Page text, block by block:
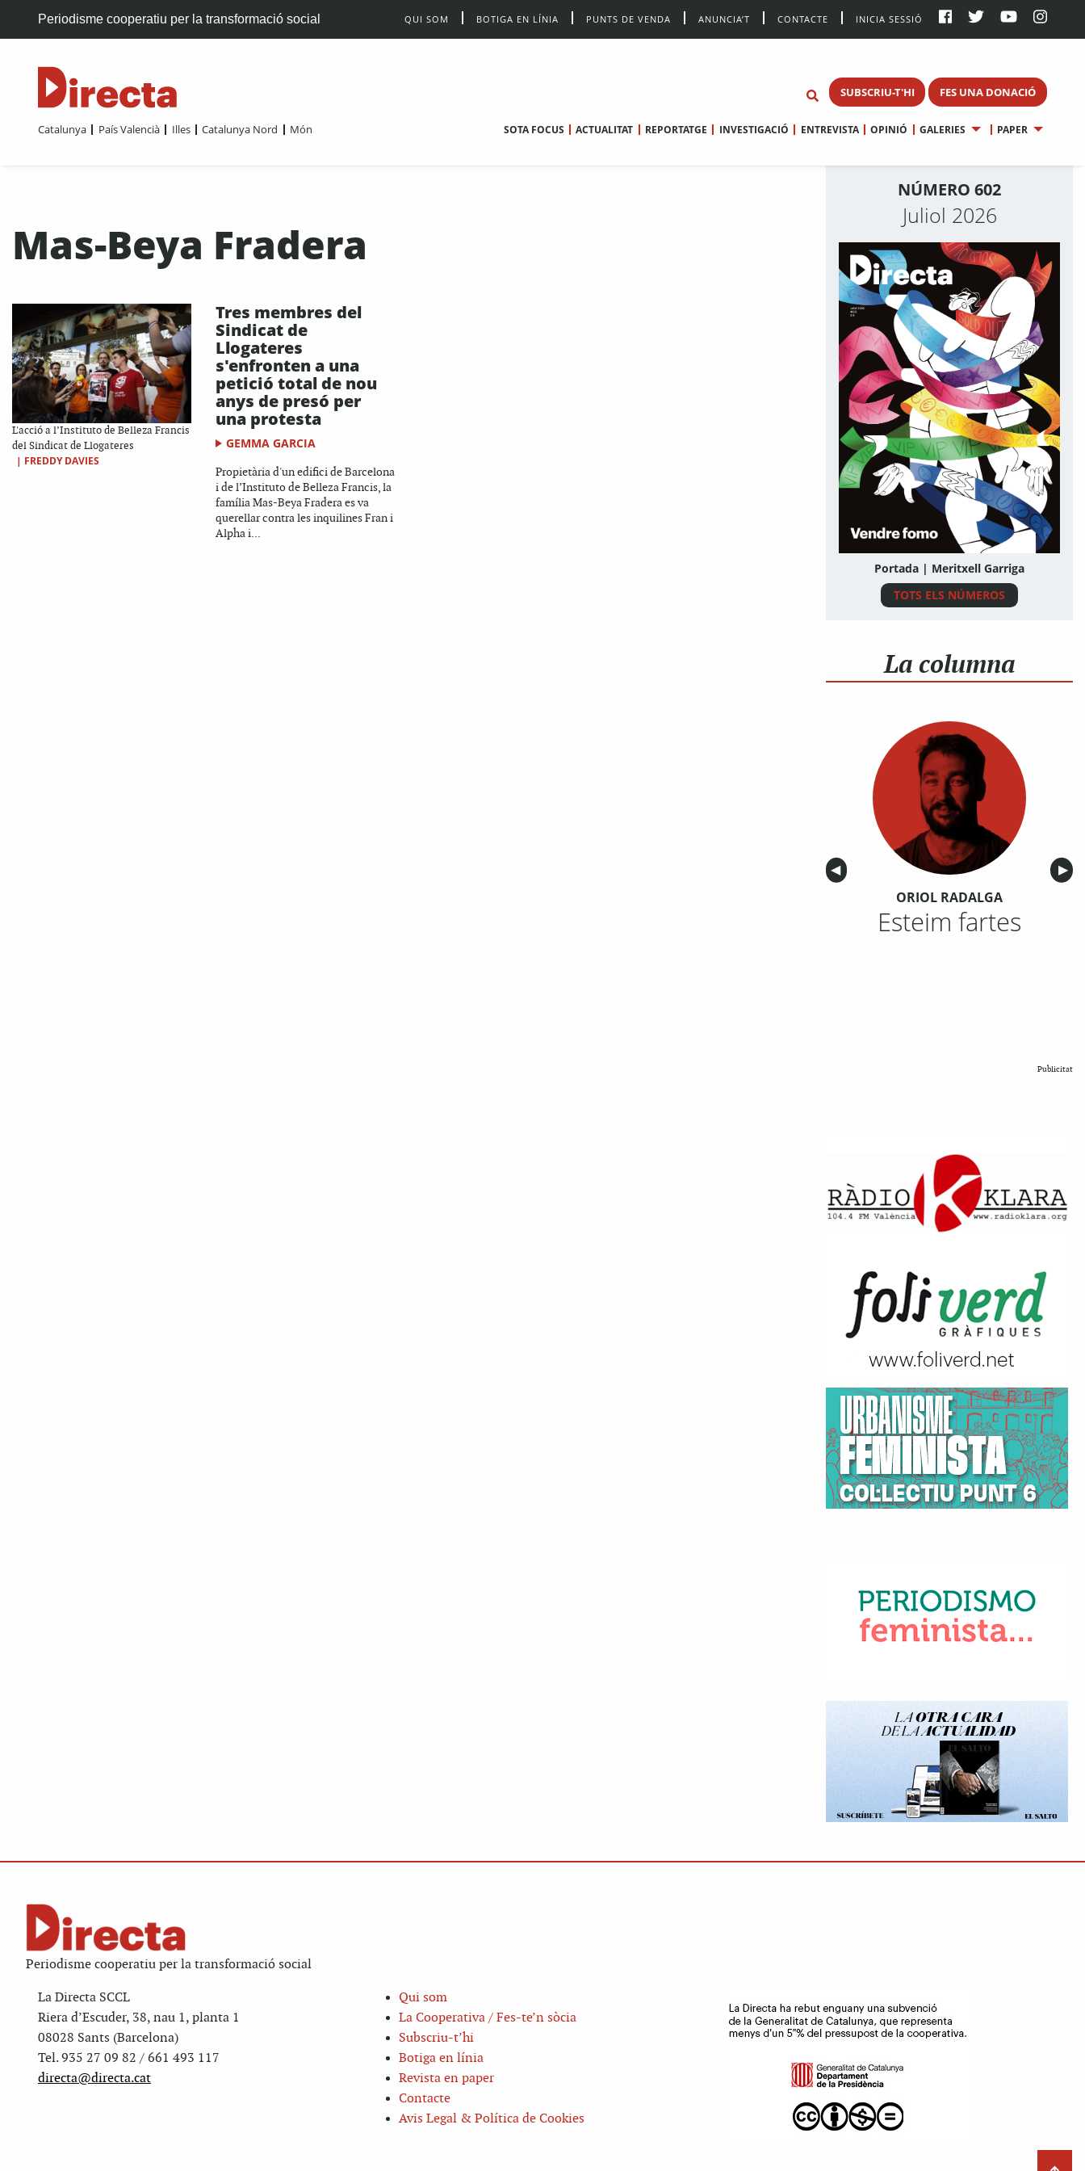
Periodisme cooperatiu per la transformació social QUI SOM BOTIGA EN LÍNIA PUNTS DE VENDA ANUNCIA’T CONTACTE INICIA SESSIÓ
SUBSCRIU-T'HI FES UNA DONACIÓ
Catalunya País Valencià Illes Catalunya Nord Món SOTA FOCUS ACTUALITAT REPORTATGE INVESTIGACIÓ ENTREVISTA OPINIÓ GALERIES PAPER
Mas-Beya Fradera
L'acció a l’Instituto de Belleza Francis
del Sindicat de Llogateres
| FREDDY DAVIES
Tres membres del
Sindicat de
Llogateres
s'enfronten a una
petició total de nou
anys de presó per
una protesta
GEMMA GARCIA
Propietària d'un edifici de Barcelona
i de l’Instituto de Belleza Francis, la
família Mas-Beya Fradera es va
querellar contra les inquilines Fran i
Alpha i...
NÚMERO 602
Juliol 2026
Portada | Meritxell Garriga
TOTS ELS NÚMEROS
La columna
Anterior
◀︎ ▶︎
ORIOL RADALGA
Esteim fartes
Publicitat
Periodisme cooperatiu per la transformació social
La Directa SCCL
Riera d’Escuder, 38, nau 1, planta 1
08028 Sants (Barcelona)
Tel. 935 27 09 82 / 661 493 117
directa@directa.cat
Qui som
La Cooperativa / Fes-te’n sòcia
Subscriu-t’hi
Botiga en línia
Revista en paper
Contacte
Avis Legal & Política de Cookies